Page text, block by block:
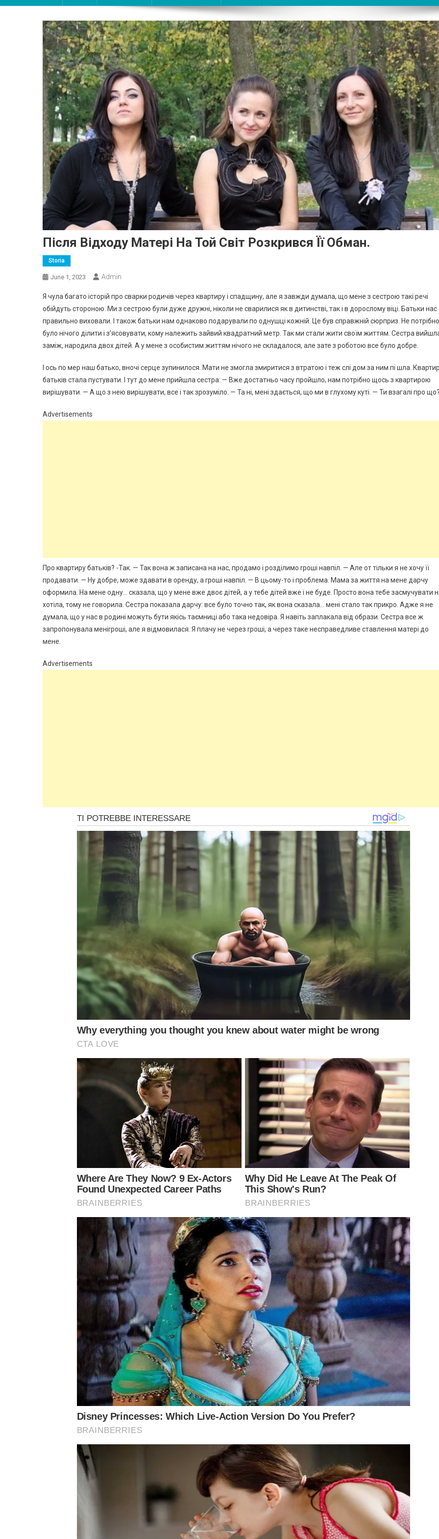
Після Відходу Матері На Той Світ Розкрився Її Обман.
Storia
June 1, 2023 Admin
Я чула багато історій про сварки родичів через квартиру і спадщину, але я завжди думала, що мене з сестрою такі речі
обійдуть стороною. Ми з сестрою були дуже дружні, ніколи не сварилися як в дитинстві, так і в дорослому віці. Батьки нас
правильно виховали. І також батьки нам однаково подарували по однушці кожній. Це був справжній сюрприз. Не потрібно
було нічого ділити і з’ясовувати, кому належить зайвий квадратний метр. Так ми стали жити своїм життям. Сестра
заміж, народила двох дітей. А у мене з особистим життям нічого не складалося, але зате з роботою все було добре.
І ось по мер наш батько, вночі серце зупинилося. Мати не змогла змиритися з втратою і теж слі дом за ним пі шла.
батьків стала пустувати. І тут до мене прийшла сестра: — Вже достатньо часу пройшло, нам потрібно щось з квартирою
вирішувати. — А що з нею вирішувати, все і так зрозуміло. — Та ні, мені здається, що ми в глухому куті. — Ти взагалі про
Advertisements
Про квартиру батьків? -Так. — Так вона ж записана на нас, продамо і розділимо rроші навпіл. — Але от тільки я не хочу її
продавати. — Ну добре, може здавати в оренду, а rроші навпіл. — В цьому-то і проблема. Мама за життя на мене дарчу
оформила. На мене одну… сказала, що у мене вже двоє дітей, а у тебе дітей вже і не буде. Просто вона тебе засмучувати
хотіла, тому не говорила. Сестра показала дарчу: все було точно так, як вона сказала… мені стало так прикро. Адже я не
думала, що у нас в родині можуть бути якісь таємниці або така недовіра. Я навіть заплакала від образи. Сестра все ж
запропонувала меніrроші, але я відмовилася. Я плачу не через rроші, а через таке несправедливе ставлення матері до
мене.
Advertisements